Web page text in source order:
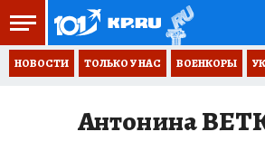
НОВОСТИ ТОЛЬКО У НАС ВОЕНКОРЫ
Антонина